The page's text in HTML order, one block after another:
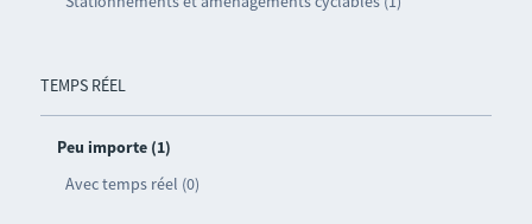
TEMPS RÉEL
Peu importe (1)
Avec temps réel (0)